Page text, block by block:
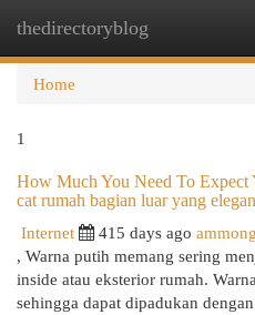
thedirectoryblog
Home
1
How Much You Need To Expect
cat rumah bagian luar yang elegan
Internet
415 days ago
, Warna putih memang sering
inside atau eksterior rumah.
sehingga dapat dipadukan